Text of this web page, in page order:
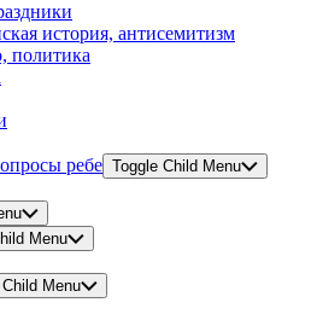
история, антисемитизм
политика
ребе Toggle Child Menu
Menu
Menu